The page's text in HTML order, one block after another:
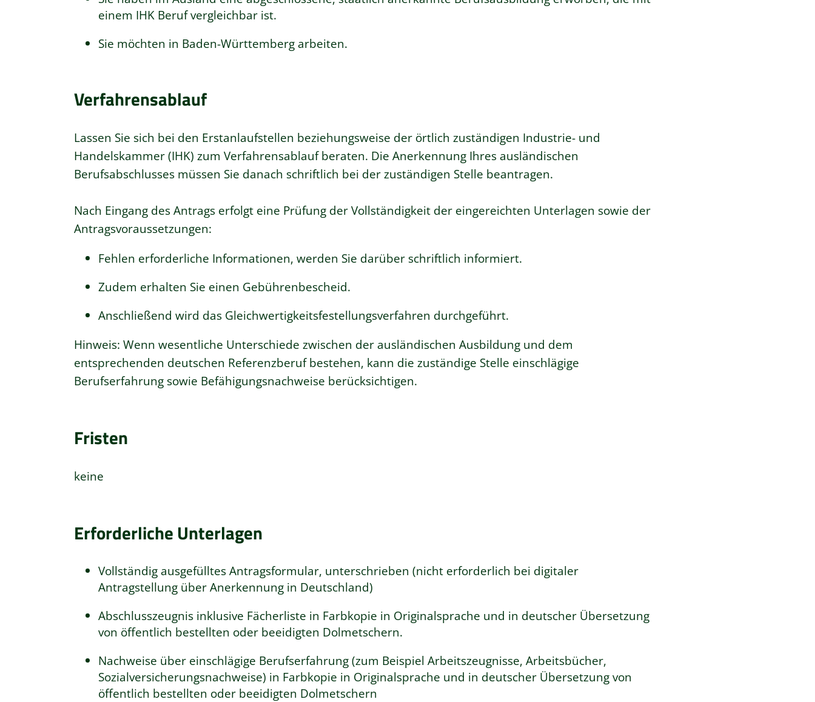
einem IHK Beruf vergleichbar ist.
Sie möchten in Baden-Württemberg arbeiten.
Verfahrensablauf
Lassen Sie sich bei den Erstanlaufstellen beziehungsweise der örtlich zuständigen Industrie- und
Handelskammer (IHK) zum Verfahrensablauf beraten. Die Anerkennung Ihres ausländischen
Berufsabschlusses müssen Sie danach schriftlich bei der zuständigen Stelle beantragen.
Nach Eingang des Antrags erfolgt eine Prüfung der Vollständigkeit der eingereichten Unterlagen sowie der
Antragsvoraussetzungen:
Fehlen erforderliche Informationen, werden Sie darüber schriftlich informiert.
Zudem erhalten Sie einen Gebührenbescheid.
Anschließend wird das Gleichwertigkeitsfestellungsverfahren durchgeführt.
Hinweis: Wenn wesentliche Unterschiede zwischen der ausländischen Ausbildung und dem
entsprechenden deutschen Referenzberuf bestehen, kann die zuständige Stelle einschlägige
Berufserfahrung sowie Befähigungsnachweise berücksichtigen.
Fristen
keine
Erforderliche Unterlagen
Vollständig ausgefülltes Antragsformular, unterschrieben (nicht erforderlich bei digitaler
Antragstellung über Anerkennung in Deutschland)
Abschlusszeugnis inklusive Fächerliste in Farbkopie in Originalsprache und in deutscher Übersetzung
von öffentlich bestellten oder beeidigten Dolmetschern.
Nachweise über einschlägige Berufserfahrung (zum Beispiel Arbeitszeugnisse, Arbeitsbücher,
Sozialversicherungsnachweise) in Farbkopie in Originalsprache und in deutscher Übersetzung von
öffentlich bestellten oder beeidigten Dolmetschern